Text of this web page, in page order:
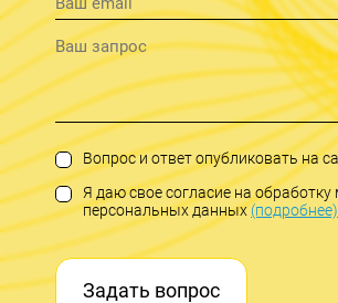
Вопрос и ответ опубликовать на
Я даю свое согласие на обработку
персональных данных(подробнее)
Задать вопрос